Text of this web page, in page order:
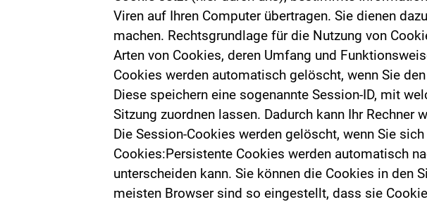
Viren auf Ihren Computer übertragen. Sie dienen
machen. Rechtsgrundlage für die Nutzung von
Arten von Cookies, deren Umfang und
Cookies werden automatisch gelöscht, wenn Sie
Diese speichern eine sogenannte Session-ID, mit
Sitzung zuordnen lassen. Dadurch kann Ihr Rechner
Die Session-Cookies werden gelöscht, wenn Sie
Cookies:Persistente Cookies werden automatisch
unterscheiden kann. Sie können die Cookies in den
meisten Browser sind so eingestellt, dass sie